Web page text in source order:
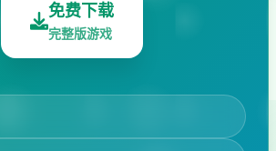
免费下载
完整版游戏